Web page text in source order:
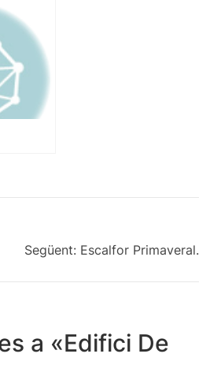
Següent: Escalfor Primaveral.
a «Edifici De